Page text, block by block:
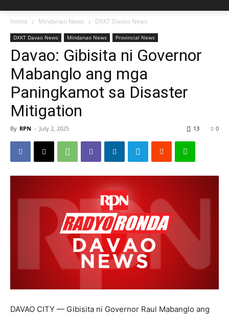
Home Mindanao News DXKT Davao News
DXKT Davao News Mindanao News Provincial News
Davao: Gibisita ni Governor
Mabanglo ang mga
Paningkamot sa Disaster
Mitigation
By RPN - July 2, 2025 0
13
DAVAO CITY — Gibisita ni Governor Raul Mabanglo ang